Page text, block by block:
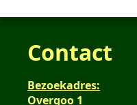
Contact
Bezoekadres:
Overgoo 1